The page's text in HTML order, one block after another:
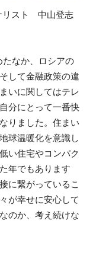
リスト 中山登志
なか、ロシアの
して金融政策の違
いに関してはテレ
分にとって一番快
りました。住まい
球温暖化を意識し
い住宅やコンパク
年でもあります
に繋がっているこ
が幸せに安心して
のか、考え続けな